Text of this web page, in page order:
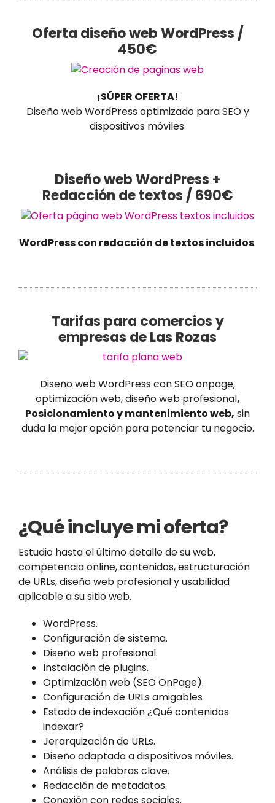
Oferta diseño web WordPress /
450€
¡SÚPER OFERTA!
Diseño web WordPress optimizado para SEO y
dispositivos móviles.
Diseño web WordPress +
Redacción de textos / 690€
WordPress con redacción de textos incluidos.
Tarifas para comercios y
empresas de Las Rozas
Diseño web WordPress con SEO onpage,
optimización web, diseño web profesional,
Posicionamiento y mantenimiento web, sin
duda la mejor opción para potenciar tu negocio.
¿Qué incluye mi oferta?
Estudio hasta el último detalle de su web,
competencia online, contenidos, estructuración
de URLs, diseño web profesional y usabilidad
aplicable a su sitio web.
WordPress.
Configuración de sistema.
Diseño web profesional.
Instalación de plugins.
Optimización web (SEO OnPage).
Configuración de URLs amigables
Estado de indexación ¿Qué contenidos
indexar?
Jerarquización de URLs.
Diseño adaptado a dispositivos móviles.
Análisis de palabras clave.
Redacción de metadatos.
Conexión con redes sociales.